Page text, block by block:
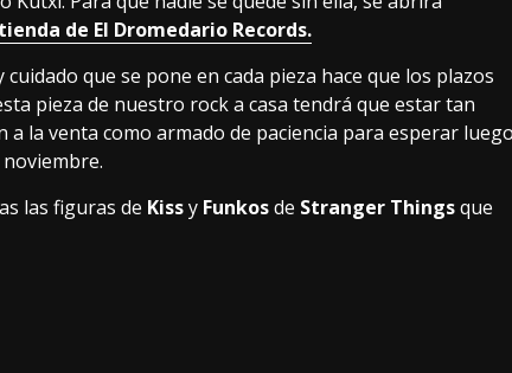
tienda de El Dromedario Records.
que se pone en cada pieza hace que los plazos
pieza de nuestro rock a casa tendrá que estar tan
la venta como armado de paciencia para esperar
las figuras de Kissy Funkosde Stranger Thingsque